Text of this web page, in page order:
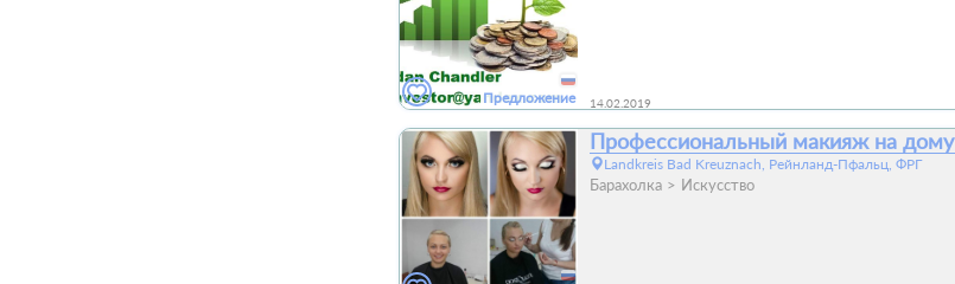
Предложение 14.02.2019
Профессиональный макияж на дому
Landkreis Bad Kreuznach, Рейнланд-Пфальц, ФРГ
Барахолка Искусство